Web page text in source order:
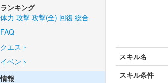
ランキング
体力 攻撃 攻撃(全) 回復 総合
FAQ
クエスト
イベント
情報
スキル名
スキル条件